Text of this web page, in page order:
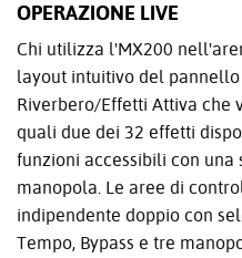
OPERAZIONE LIVE
Chi utilizza l'MX200
layout intuitivo del
Riverbero/Effetti Attiva che
quali due dei 32 effetti
funzioni accessibili con una
manopola. Le aree di
indipendente doppio con
Tempo, Bypass e tre